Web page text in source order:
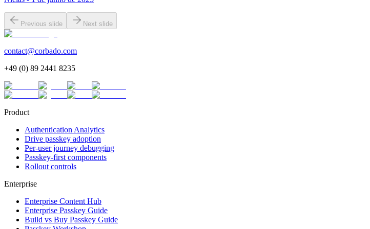
Previous slide Next slide
contact@corbado.com
+49 (0) 89 2441 8235
Product
Authentication Analytics
Drive passkey adoption
Per-user journey debugging
Passkey-first components
Rollout controls
Enterprise
Enterprise Content Hub
Enterprise Passkey Guide
Build vs Buy Passkey Guide